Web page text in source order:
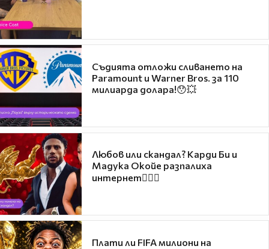
Съдията отложи сливането на
Paramount и Warner Bros. за 110
милиарда долара!😯💥
Любов или скандал? Карди Би и
Мадука Окойе разпалиха
интернет❤️‍🔥🔥
Плати ли FIFA милиони на